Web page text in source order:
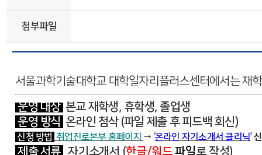
첨부파일
서울과학기술대학교 대학일자리플러스센터에서는재
운영 대상본교 재학생, 휴학생, 졸업생
운영 방식 온라인 첨삭 (파일 제출 후 피드백 회신)
신청 방법 취 업진로본부 홈페이지 → ‘온라인 자기소개서 클리닉’
제출 서류 자기소개서 (한글/워드파일로 작성)